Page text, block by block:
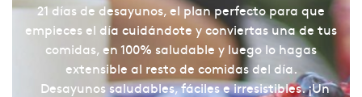
21 días de desayunos, el plan perfecto para que
empieces el día cuidándote y conviertas una de tus
comidas, en 100% saludable y luego lo hagas
extensible al resto de comidas del día.
Desayunos saludables, fáciles e irresistibles. ¡Un